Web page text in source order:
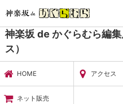
暮らし・娯楽
神楽坂 de かぐ
ニュース
神楽坂 de かぐらむら編
ス）
HOME アクセス
ネット販売